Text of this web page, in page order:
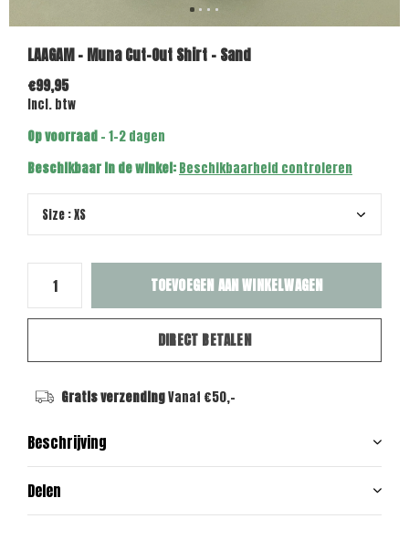
LAAGAM - Muna Cut-Out Shirt - Sand
€99,95
Incl. btw
Op voorraad- 1-2 dagen
Beschikbaar in de winkel:Beschikbaarheid controleren
TOEVOEGEN AAN WINKELWAGEN
DIRECT BETALEN
Gratis verzendingVanaf €50,-
Beschrijving
Delen